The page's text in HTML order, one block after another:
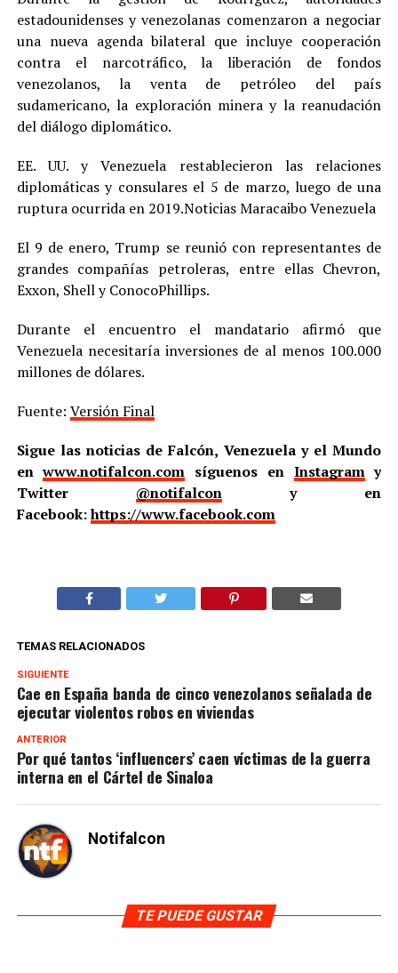
estadounidenses y venezolanas comenzaron a negociar
una nueva agenda bilateral que incluye cooperación
contra el narcotráfico, la liberación de fondos
venezolanos, la venta de petróleo del país
sudamericano, la exploración minera y la reanudación
del diálogo diplomático.
EE. UU. y Venezuela restablecieron las relaciones
diplomáticas y consulares el 5 de marzo, luego de una
ruptura ocurrida en 2019.Noticias Maracaibo Venezuela
El 9 de enero, Trump se reunió con representantes de
grandes compañías petroleras, entre ellas Chevron,
Exxon, Shell y ConocoPhillips.
Durante el encuentro el mandatario afirmó que
Venezuela necesitaría inversiones de al menos 100.000
millones de dólares.
Fuente: Versión Final
Sigue las noticias de Falcón, Venezuela y el Mundo
enwww.notifalcon.com síguenos en Instagramy
Twitter @notifalcony en
Facebook:https://www.facebook.com
TEMAS RELACIONADOS
SIGUIENTE
Cae en España banda de cinco venezolanos señalada de
ejecutar violentos robos en viviendas
ANTERIOR
Por qué tantos ‘influencers’ caen víctimas de la guerra
interna en el Cártel de Sinaloa
Notifalcon
TE PUEDE GUSTAR